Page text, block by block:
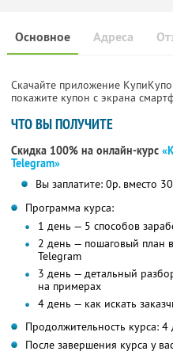
Основное Адреса
Скачайте приложение
покажите купон с экрана
ЧТО ВЫ ПОЛУЧИТЕ
Скидка 100% на онлайн-курс
Telegram»
Вы заплатите: 0р. вместо
Программа курса:
1 день — 5 способов
2 день — пошаговый план
Telegram
3 день — детальный
на примерах
4 день — как искать
Продолжительность курса: 4
После завершения курса у